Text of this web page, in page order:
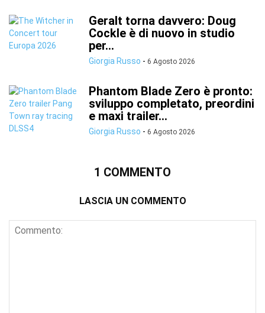
Geralt torna davvero: Doug
Cockle è di nuovo in studio
per...
Giorgia Russo - 6 Agosto 2026
Phantom Blade Zero è pronto:
sviluppo completato, preordini
e maxi trailer...
Giorgia Russo - 6 Agosto 2026
1 COMMENTO
LASCIA UN COMMENTO